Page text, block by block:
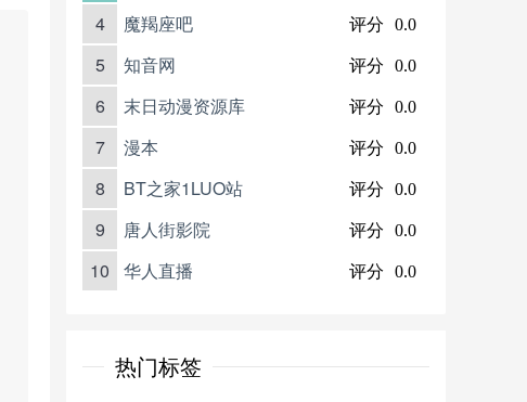
4 魔羯座吧 评分 0.0
5 知音网 评分 0.0
6 末日动漫资源库 评分 0.0
7 漫本 评分 0.0
8 BT之家1LUO站 评分 0.0
9 唐人街影院 评分 0.0
10 华人直播 评分 0.0
热门标签